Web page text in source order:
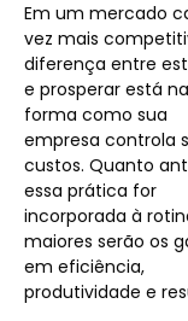
Em um mercado
vez mais
diferença entre
e prosperar está na
forma como sua
empresa controla
custos. Quanto
essa prática for
incorporada à
maiores serão os
em eficiência,
produtividade e